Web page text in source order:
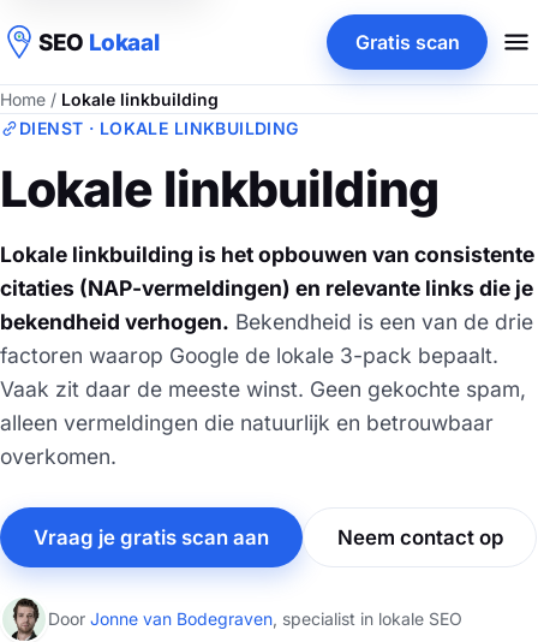
SEO Lokaal Gratis scan
Home / Lokale linkbuilding
DIENST · LOKALE LINKBUILDING
Lokale linkbuilding
Lokale linkbuilding is het opbouwen van consistente
citaties (NAP-vermeldingen) en relevante links die je
bekendheid verhogen. Bekendheid is een van de drie
factoren waarop Google de lokale 3-pack bepaalt.
Vaak zit daar de meeste winst. Geen gekochte spam,
alleen vermeldingen die natuurlijk en betrouwbaar
overkomen.
Vraag je gratis scan aan Neem contact op
Door Jonne van Bodegraven, specialist in lokale SEO